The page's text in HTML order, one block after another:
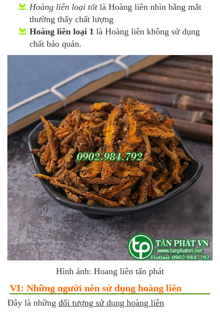
Hoàng liên loại tốtlà Hoàng liên nhìn bằng mắt
thường thấy chất lượng
Hoàng liên loại 1 là Hoàng liên không sử dụng
chất bảo quản.
Hình ảnh: Hoang liên tấn phát
VI: Những người nên sử dụng hoàng liên
Đây là những đối tượng sử dụng hoàng liên